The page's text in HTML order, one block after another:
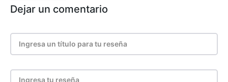
Dejar un comentario